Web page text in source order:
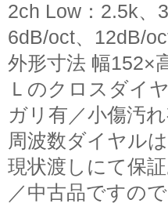
2ch Low：2.5k、
6dB/oct、12dB/
外形寸法 幅152×
Ｌのクロスダイ
ガリ有／小傷汚
周波数ダイヤル
現状渡しにて保
／中古品ですの